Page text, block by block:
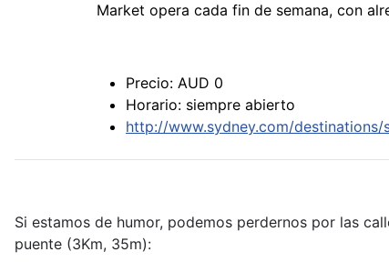
Market opera cada fin de semana, con
Precio: AUD 0
Horario: siempre abierto
http://www.sydney.com/
Si estamos de humor, podemos perdernos por las
puente (3Km, 35m):